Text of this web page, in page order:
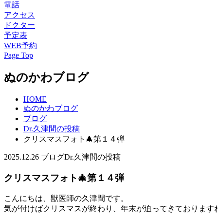
電話
アクセス
ドクター
予定表
WEB予約
Page Top
ぬのかわブログ
HOME
ぬのかわブログ
ブログ
Dr.久津間の投稿
クリスマスフォト🎄第１４弾
2025.12.26 ブログDr.久津間の投稿
クリスマスフォト🎄第１４弾
こんにちは、獣医師の久津間です。
気が付けばクリスマスが終わり、年末が迫ってきております